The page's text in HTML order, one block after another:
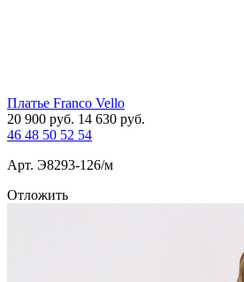
Платье Franco Vello
20 900 руб. 14 630 руб.
46 48 50 52 54
Арт. Э8293-126/м
Отложить